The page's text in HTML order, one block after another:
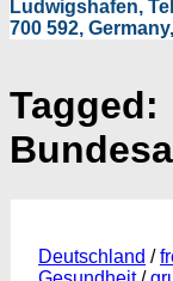
Ludwigshafen,
700 592,
Tagged:
Deutschland /